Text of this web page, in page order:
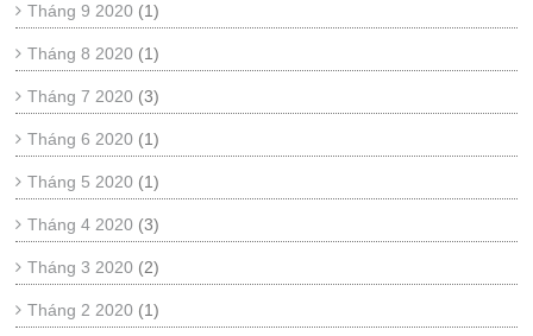
Tháng 9 2020 (1)
Tháng 8 2020 (1)
Tháng 7 2020 (3)
Tháng 6 2020 (1)
Tháng 5 2020 (1)
Tháng 4 2020 (3)
Tháng 3 2020 (2)
Tháng 2 2020 (1)